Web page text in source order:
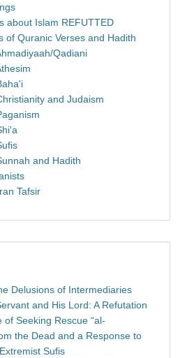
about Islam REFUTTED
of Quranic Verses and Hadith
Qadiani
and Judaism
and Hadith
Tafsir
Delusions of Intermediaries
and His Lord: A Refutation
of Seeking Rescue “al-
the Dead and a Response to
Sufis